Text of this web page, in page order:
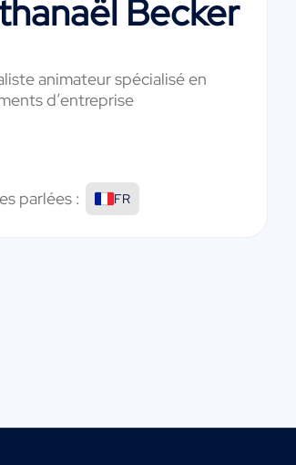
Becker
animateur spécialisé en
d’entreprise
parlées : FR